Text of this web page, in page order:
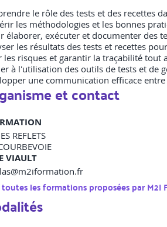
le rôle des tests et des recettes
les méthodologies et les bonnes
élaborer, exécuter et documenter des
les résultats des tests et recettes
les risques et garantir la traçabilité tout
à l'utilisation des outils de tests et de
une communication efficace
et contact
REFLETS
VIAULT
les formations proposées parM2I